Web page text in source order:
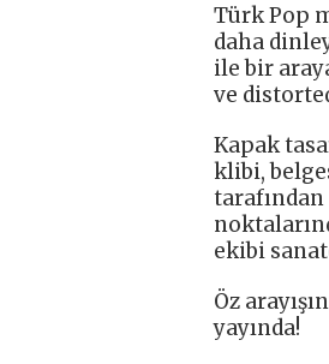
Türk Pop
daha
ile bir
ve
Kapak
klibi,
ekibi
Öz
yayında!